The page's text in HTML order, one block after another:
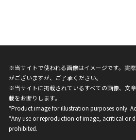
※当サイトで使われる画像はイメージです。実
がございますが、ご了承ください。
※当サイトに掲載されているすべての画像、文
載をお断りします。
*Product image for illustration purposes only.
*Any use or reproduction of image, acritical or
prohibited.